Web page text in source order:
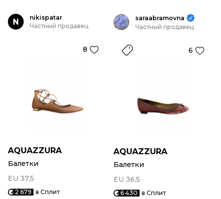
N
nikispatar
Частный продавец
8
AQUAZZURA
Балетки
EU 37,5
2 679 в Сплит
saraabramovna
Частный продавец
6
AQUAZZURA
Балетки
EU 36,5
6 430 в Сплит